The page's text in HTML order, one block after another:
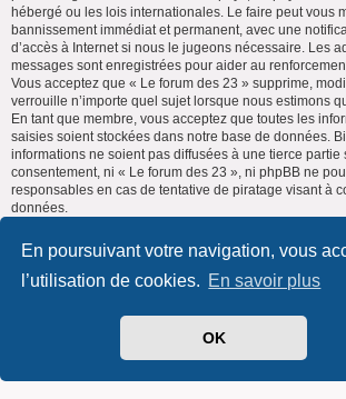
En poursuivant votre navigation, vous
l’utilisation de cookies. En savoir plus
OK
hébergé ou les lois internationales. Le faire peut vous
bannissement immédiat et permanent, avec une
d’accès à Internet si nous le jugeons nécessaire. Les
messages sont enregistrées pour aider au
Vous acceptez que « Le forum des 23 » supprime,
verrouille n’importe quel sujet lorsque nous estimons
En tant que membre, vous acceptez que toutes les
saisies soient stockées dans notre base de données.
informations ne soient pas diffusées à une tierce partie
consentement, ni « Le forum des 23 », ni phpBB ne
responsables en cas de tentative de piratage visant à
données.
Index du forum Supprimer les cookies
phpBB-fr.com
Confidentialité